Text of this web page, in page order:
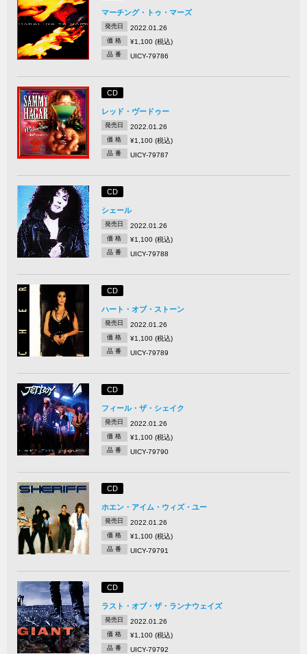
マーチング・トゥ・マーズ
発売日 2022.01.26
価 格 ¥1,100 (税込)
品 番 UICY-79786
CD
レッド・ヴードゥー
発売日 2022.01.26
価 格 ¥1,100 (税込)
品 番 UICY-79787
CD
シェール
発売日 2022.01.26
価 格 ¥1,100 (税込)
品 番 UICY-79788
CD
ハート・オブ・ストーン
発売日 2022.01.26
価 格 ¥1,100 (税込)
品 番 UICY-79789
CD
フィール・ザ・シェイク
発売日 2022.01.26
価 格 ¥1,100 (税込)
品 番 UICY-79790
CD
ホエン・アイム・ウィズ・ユー
発売日 2022.01.26
価 格 ¥1,100 (税込)
品 番 UICY-79791
CD
ラスト・オブ・ザ・ランナウェイズ
発売日 2022.01.26
価 格 ¥1,100 (税込)
品 番 UICY-79792